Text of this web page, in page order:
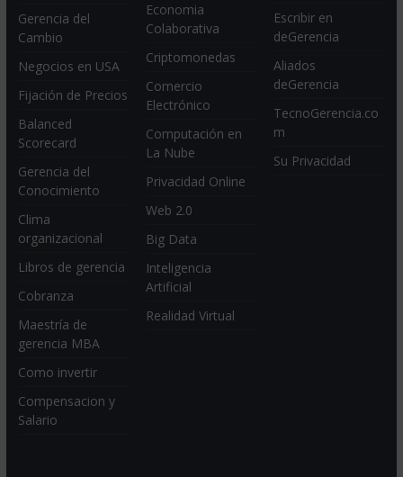
Gerencia del
Cambio
Negocios en USA
Fijación de Precios
Balanced
Scorecard
Gerencia del
Conocimiento
Clima
organizacional
Libros de gerencia
Cobranza
Maestría de
gerencia MBA
Como invertir
Compensacion y
Salario
Economia
Colaborativa
Criptomonedas
Comercio
Electrónico
Computación en
La Nube
Privacidad Online
Web 2.0
Big Data
Inteligencia
Artificial
Realidad Virtual
Escribir en
deGerencia
Aliados
deGerencia
TecnoGerencia.co
m
Su Privacidad